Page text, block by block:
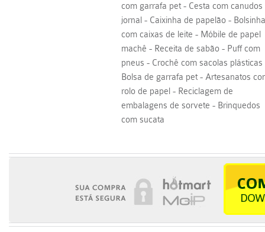
com garrafa pet - Cesta com canudos
jornal - Caixinha de papelão - Bolsinha
com caixas de leite - Móbile de papel
machê - Receita de sabão - Puff com
pneus - Crochê com sacolas plásticas
Bolsa de garrafa pet - Artesanatos
rolo de papel - Reciclagem de
embalagens de sorvete - Brinquedos
com sucata